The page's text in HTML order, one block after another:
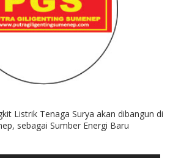
Listrik Tenaga Surya akan dibangun di
sebagai Sumber Energi Baru